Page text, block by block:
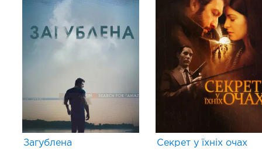
Загублена Секрет у їхніх очах